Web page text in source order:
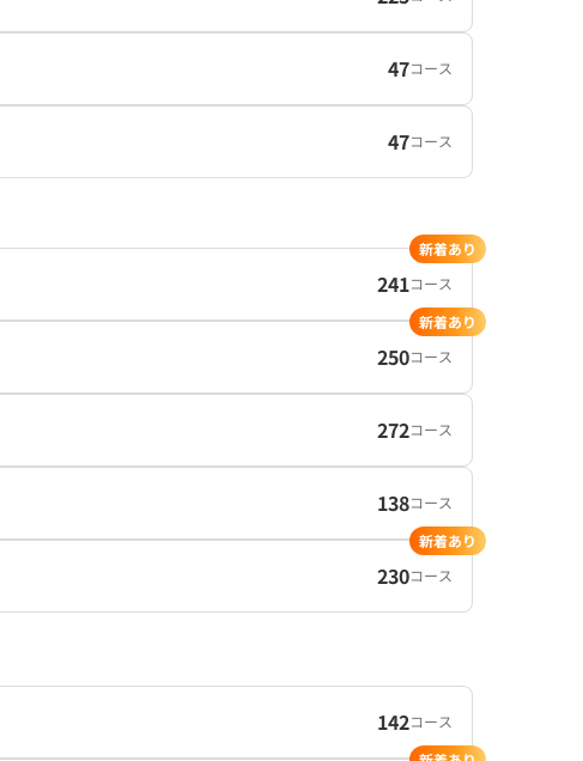
47コース
47コース
241コース
新着あり
250コース
新着あり
272コース
138コース
230コース
新着あり
142コース